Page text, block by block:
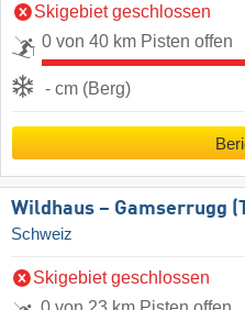
Skigebiet geschlossen
0 von 40 km Pisten offen
- cm (Berg)
Wildhaus – Gamserrugg
Schweiz
Skigebiet geschlossen